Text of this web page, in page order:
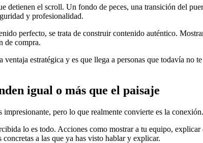
detienen el scroll. Un fondo de peces, una transición del
y profesionalidad.
perfecto, se trata de construir contenido auténtico.
de compra.
ventaja estratégica y es que llega a personas que todavía no
igual o más que el paisaje
impresionante, pero lo que realmente convierte es la conexión.
lo es todo. Acciones como mostrar a tu equipo,
concretas a las que ya has visto hablar y explicar.